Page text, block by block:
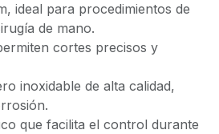
ideal para procedimientos de
de mano.
cortes precisos y
inoxidable de alta calidad,
que facilita el control durante